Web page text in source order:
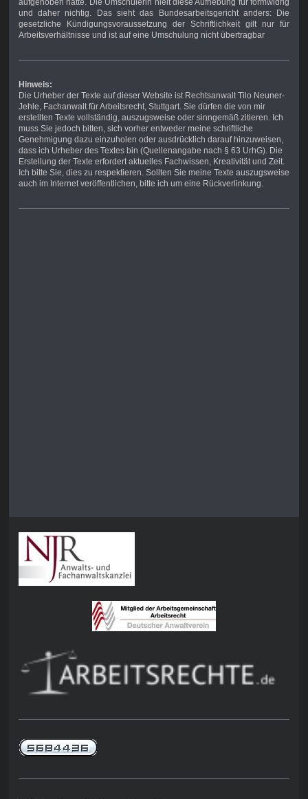
aufgehoben hatte. Die Umschülerin hielt diese Aufhebung für formwidrig
und daher nichtig. Das sieht das Bundesarbeitsgericht anders: Die
gesetzliche Kündigungsvoraussetzung der Schriftlichkeit gilt nur für
Arbeitsverhältnisse und ist auf eine Umschulung nicht übertragbar
Hinweis:
Die Urheber der Texte auf dieser Website ist Rechtsanwalt Tilo Neuner-
Jehle, Fachanwalt für Arbeitsrecht, Stuttgart. Sie dürfen die von mir
erstellten Texte vollständig, auszugsweise oder sinngemäß zitieren. Ich
muss Sie jedoch bitten, sich vorher entweder meine schriftliche
Genehmigung dazu einzuholen oder ausdrücklich darauf hinzuweisen,
dass ich Urheber des Textes bin (Quellenangabe nach § 63 UrhG). Die
Erstellung der Texte erfordert aktuelles Fachwissen, Kreativität und Zeit.
Ich bitte Sie, dies zu respektieren. Sollten Sie meine Texte auszugsweise
auch im Internet veröffentlichen, bitte ich um eine Rückverlinkung.